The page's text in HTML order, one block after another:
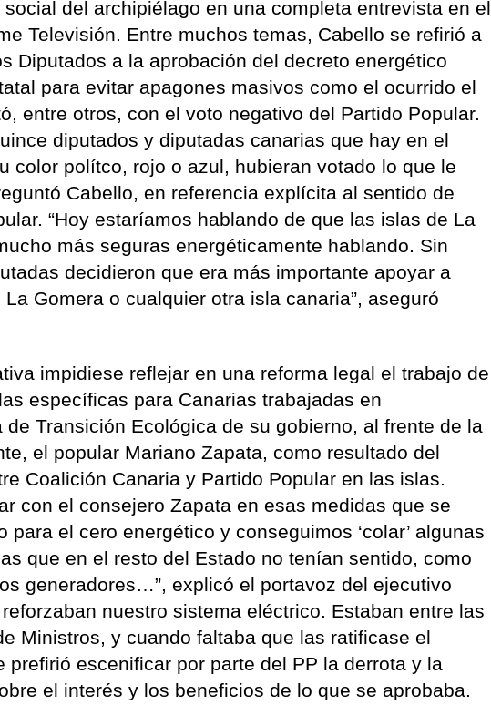
del archipiélago en una completa entrevista en el
Televisión. Entre muchos temas, Cabello se refirió a
Diputados a la aprobación del decreto energético
para evitar apagones masivos como el ocurrido el
entre otros, con el voto negativo del Partido Popular.
diputados y diputadas canarias que hay en el
color polítco, rojo o azul, hubieran votado lo que le
Cabello, en referencia explícita al sentido de
“Hoy estaríamos hablando de que las islas de La
más seguras energéticamente hablando. Sin
decidieron que era más importante apoyar a
Gomera o cualquier otra isla canaria”, aseguró
impidiese reflejar en una reforma legal el trabajo de
específicas para Canarias trabajadas en
Transición Ecológica de su gobierno, al frente de la
el popular Mariano Zapata, como resultado del
Coalición Canaria y Partido Popular en las islas.
con el consejero Zapata en esas medidas que se
para el cero energético y conseguimos ‘colar’ algunas
que en el resto del Estado no tenían sentido, como
generadores…”, explicó el portavoz del ejecutivo
nuestro sistema eléctrico. Estaban entre las
Ministros, y cuando faltaba que las ratificase el
prefirió escenificar por parte del PP la derrota y la
el interés y los beneficios de lo que se aprobaba.